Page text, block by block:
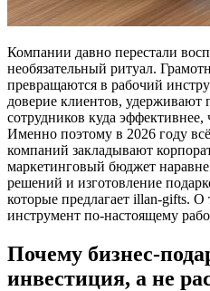
Компании давно перестали
необязательный ритуал.
превращаются в рабочий
доверие клиентов,
сотрудников куда
Именно поэтому в 2026 году
компаний закладывают
маркетинговый бюджет
решений и изготовление
которые предлагает illan-gifts. О
инструмент по-настоящему
Почему бизнес-
инвестиция, а не